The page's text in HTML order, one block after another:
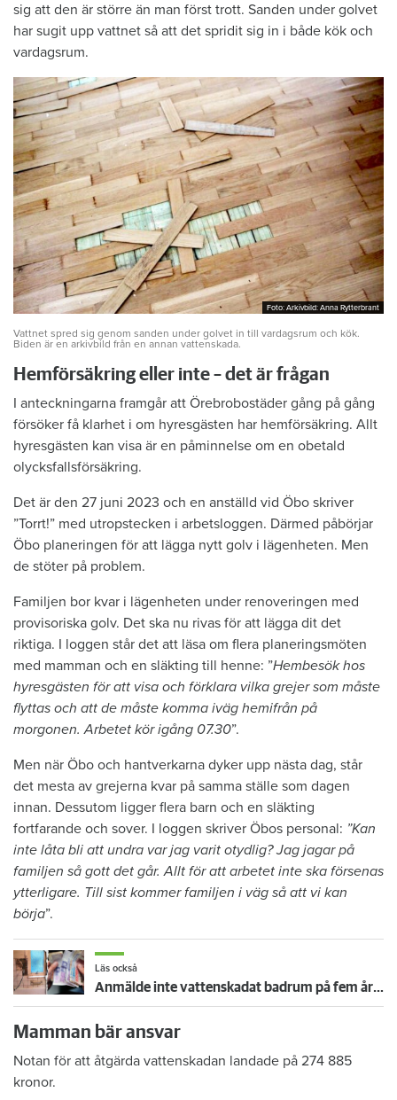
sig att den är större än man först trott. Sanden under golvet
har sugit upp vattnet så att det spridit sig in i både kök och
vardagsrum.
Foto: Arkivbild: Anna Rytterbrant
Foto: Arkivbild: Anna Rytterbrant
Vattnet spred sig genom sanden under golvet in till vardagsrum och kök.
Biden är en arkivbild från en annan vattenskada.
Hemförsäkring eller inte – det är frågan
I anteckningarna framgår att Örebrobostäder gång på gång
försöker få klarhet i om hyresgästen har hemförsäkring. Allt
hyresgästen kan visa är en påminnelse om en obetald
olycksfallsförsäkring.
Det är den 27 juni 2023 och en anställd vid Öbo skriver
”Torrt!” med utropstecken i arbetsloggen. Därmed påbörjar
Öbo planeringen för att lägga nytt golv i lägenheten. Men
de stöter på problem.
Familjen bor kvar i lägenheten under renoveringen med
provisoriska golv. Det ska nu rivas för att lägga dit det
riktiga. I loggen står det att läsa om flera planeringsmöten
med mamman och en släkting till henne: ”Hembesök hos
hyresgästen för att visa och förklara vilka grejer som måste
flyttas och att de måste komma iväg hemifrån på
morgonen. Arbetet kör igång 07.30”.
Men när Öbo och hantverkarna dyker upp nästa dag, står
det mesta av grejerna kvar på samma ställe som dagen
innan. Dessutom ligger flera barn och en släkting
fortfarande och sover. I loggen skriver Öbos personal: ”Kan
inte låta bli att undra var jag varit otydlig? Jag jagar på
familjen så gott det går. Allt för att arbetet inte ska försenas
ytterligare. Till sist kommer familjen i väg så att vi kan
börja”.
Läs också
Anmälde inte vattenskadat badrum på fem år – krävs på 125 000 kronor
Mamman bär ansvar
Notan för att åtgärda vattenskadan landade på 274 885
kronor.